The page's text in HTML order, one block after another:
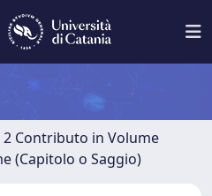
2 Contributo in Volume
(Capitolo o Saggio)